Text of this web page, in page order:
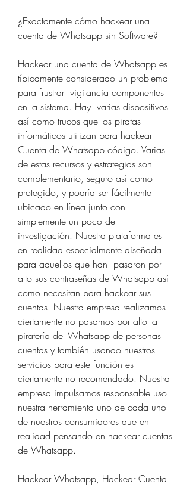
¿Exactamente cómo hackear una
cuenta de Whatsapp sin Software?
Hackear una cuenta de Whatsapp es
típicamente considerado un problema
para frustrar  vigilancia componentes
en la sistema. Hay  varias dispositivos
así como trucos que los piratas
informáticos utilizan para hackear
Cuenta de Whatsapp código. Varias
de estas recursos y estrategias son
complementario, seguro así como
protegido, y podría ser fácilmente
ubicado en línea junto con
simplemente un poco de
investigación. Nuestra plataforma es
en realidad especialmente diseñada
para aquellos que han  pasaron por
alto sus contraseñas de Whatsapp así
como necesitan para hackear sus
cuentas. Nuestra empresa realizamos
ciertamente no pasamos por alto la
piratería del Whatsapp de personas
cuentas y también usando nuestros
servicios para este función es
ciertamente no recomendado. Nuestra
empresa impulsamos responsable uso
nuestra herramienta uno de cada uno
de nuestros consumidores que en
realidad pensando en hackear cuentas
de Whatsapp.
Hackear Whatsapp, Hackear Cuenta